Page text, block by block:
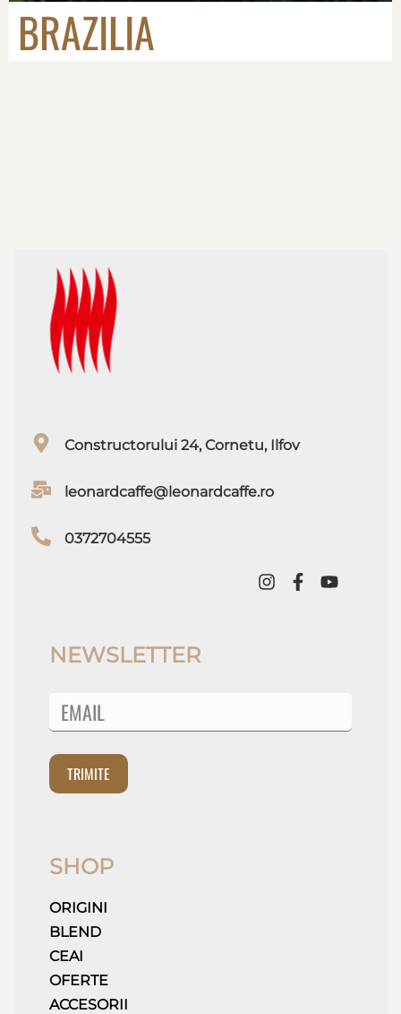
BRAZILIA
Constructorului 24, Cornetu, Ilfov
leonardcaffe@leonardcaffe.ro
0372704555
NEWSLETTER
TRIMITE
SHOP
ORIGINI
BLEND
CEAI
OFERTE
ACCESORII